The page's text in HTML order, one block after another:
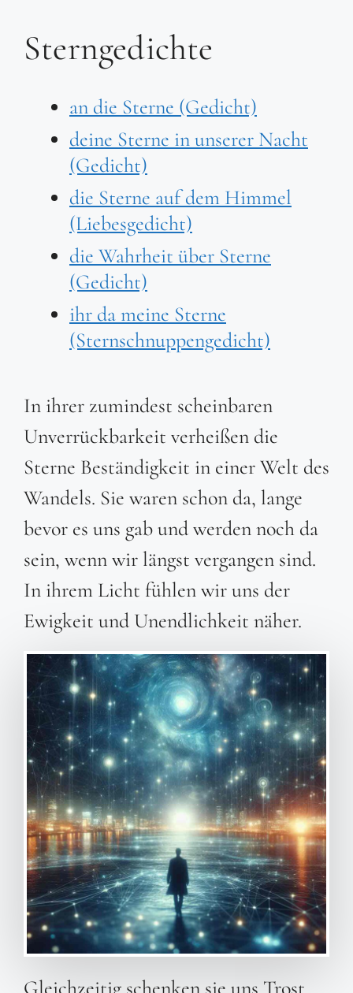
Sterngedichte
an die Sterne (Gedicht)
deine Sterne in unserer Nacht
(Gedicht)
die Sterne auf dem Himmel
(Liebesgedicht)
die Wahrheit über Sterne
(Gedicht)
ihr da meine Sterne
(Sternschnuppengedicht)
In ihrer zumindest scheinbaren
Unverrückbarkeit verheißen die
Sterne Beständigkeit in einer Welt des
Wandels. Sie waren schon da, lange
bevor es uns gab und werden noch da
sein, wenn wir längst vergangen sind.
In ihrem Licht fühlen wir uns der
Ewigkeit und Unendlichkeit näher.
Gleichzeitig schenken sie uns Trost